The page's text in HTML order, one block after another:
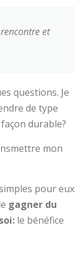
et
questions. Je
de type
durable?
mon
pour
gagner du
le bénéfice